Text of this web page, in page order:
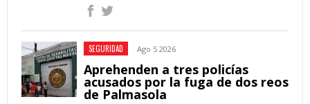
SEGURIDAD Ago 5 2026
Aprehenden a tres policías
acusados por la fuga de dos reos
de Palmasola